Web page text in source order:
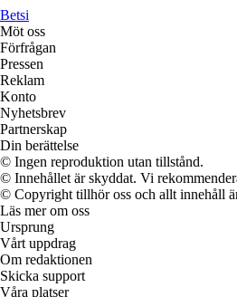
Betsi
Möt oss
Förfrågan
Pressen
Reklam
Konto
Nyhetsbrev
Partnerskap
Din berättelse
© Ingen reproduktion utan tillstånd.
© Innehållet är skyddat. Vi
© Copyright tillhör oss och allt innehåll
Läs mer om oss
Ursprung
Vårt uppdrag
Om redaktionen
Skicka support
Våra platser